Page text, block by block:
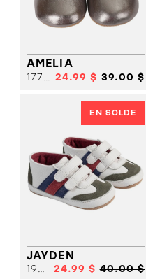
SANDALE
SPORT
SOLDES
SANDALE
CHIC
SOULIER
FILLE
HIVER
SOLDES
SANDALE
SPORT
FILLE
SOULIER
SOLDES
AMELIA
17785 24.99 $ 39.00 $
EN SOLDE
JAYDEN
19879 24.99 $ 40.00 $